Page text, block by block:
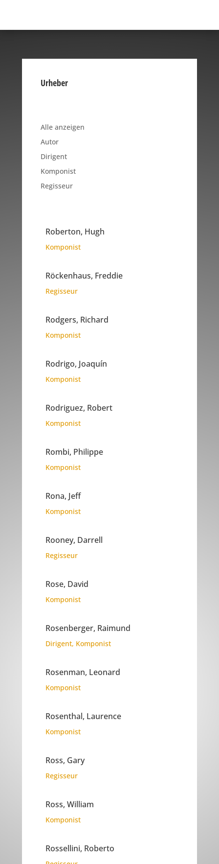
Urheber
Alle anzeigen
Autor
Dirigent
Komponist
Regisseur
Roberton, Hugh
Komponist
Röckenhaus, Freddie
Regisseur
Rodgers, Richard
Komponist
Rodrigo, Joaquín
Komponist
Rodriguez, Robert
Komponist
Rombi, Philippe
Komponist
Rona, Jeff
Komponist
Rooney, Darrell
Regisseur
Rose, David
Komponist
Rosenberger, Raimund
Dirigent, Komponist
Rosenman, Leonard
Komponist
Rosenthal, Laurence
Komponist
Ross, Gary
Regisseur
Ross, William
Komponist
Rossellini, Roberto